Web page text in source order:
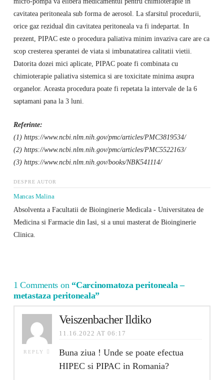
cavitatea peritoneala sub forma de aerosol. La sfarsitul procedurii,
orice gaz rezidual din cavitatea peritoneala va fi indepartat. In
prezent, PIPAC este o procedura paliativa minim invaziva care are ca
scop cresterea sperantei de viata si imbunatatirea calitatii vietii.
Datorita dozei mici aplicate, PIPAC poate fi combinata cu
chimioterapie paliativa sistemica si are toxicitate minima asupra
organelor. Aceasta procedura poate fi repetata la intervale de la 6
saptamani pana la 3 luni.
Referinte:
(1) https://www.ncbi.nlm.nih.gov/pmc/articles/PMC3819534/
(2) https://www.ncbi.nlm.nih.gov/pmc/articles/PMC5522163/
(3) https://www.ncbi.nlm.nih.gov/books/NBK541114/
DESPRE AUTOR
Mancas Malina
Absolventa a Facultatii de Bioinginerie Medicala - Universitatea de
Medicina si Farmacie din Iasi, si a unui masterat de Bioinginerie
Clinica.
1 Comments on “Carcinomatoza peritoneala –
metastaza peritoneala”
REPLY
Veiszenbacher Ildiko
11.16.2022 AT 06:17
Buna ziua ! Unde se poate efectua
HIPEC si PIPAC in Romania?